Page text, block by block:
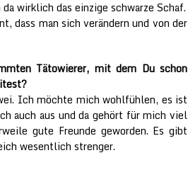
wirklich das einzige schwarze Schaf.
dass man sich verändern und von der
Tätowierer, mit dem Du schon
Ich möchte mich wohlfühlen, es ist
auch aus und da gehört für mich viel
gute Freunde geworden. Es gibt
wesentlich strenger.